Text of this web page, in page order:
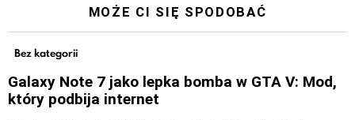
MOŻE CI SIĘ SPODOBAĆ
Bez kategorii
Galaxy Note 7 jako lepka bomba w GTA V: Mod,
który podbija internet